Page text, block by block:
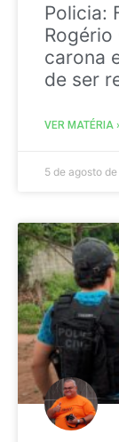
Policia:
carona
de ser
VER MATÉRIA
5 de agosto